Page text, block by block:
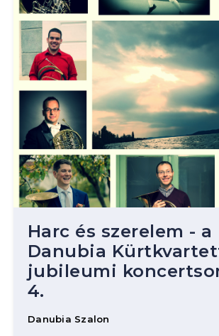
Harc és szerelem - a
Danubia
jubileumi
4.
Danubia Szalon